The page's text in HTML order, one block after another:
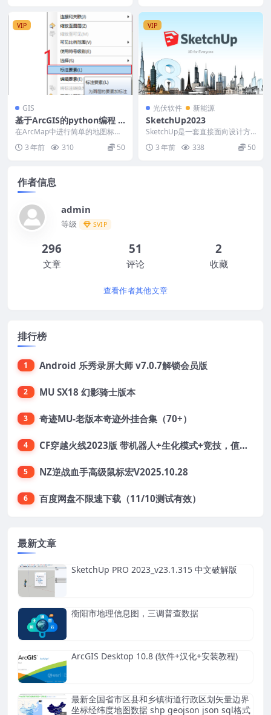
VIP
GIS
基于ArcGIS的python编程 2
9、在ArcMap标注表达式中
使用Python脚本实现复杂标
注功能
在ArcMap中进行简单的地图标
注，我相信稍微对ArcMap有所了
解的人来说都会...
3 年前 310 50
VIP
光伏软件 新能源
SketchUp2023
SketchUp是一套直接面向设计方
案创作过程的设计工具，其创作过
程不仅能够充分...
3 年前 338 50
作者信息
admin
等级 SVIP
296
文章
51
评论
2
收藏
查看作者其他文章
排行榜
1 Android 乐秀录屏大师 v7.0.7解锁会员版
2 MU SX18 幻影骑士版本
3 奇迹MU-老版本奇迹外挂合集（70+）
4 CF穿越火线2023版 带机器人+生化模式+竞技，值得收藏
5 NZ逆战血手高级鼠标宏V2025.10.28
6 百度网盘不限速下载（11/10测试有效）
最新文章
SketchUp PRO 2023_v23.1.315 中文破解版
衡阳市地理信息图，三调普查数据
ArcGIS Desktop 10.8 (软件+汉化+安装教程)
最新全国省市区县和乡镇街道行政区划矢量边界
坐标经纬度地图数据 shp geojson json sql格式